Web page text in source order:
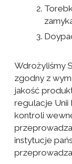
Wdrożyliśmy
zgodny z
jakość
regulacje Unii
kontroli
instytucje